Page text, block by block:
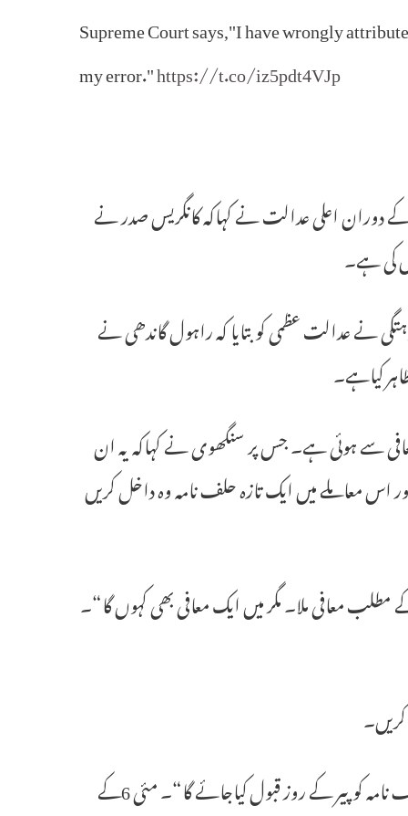
Supreme Court says,"I have wrongly
my error."https://t.co/iz5pdt4VJp
اعلی عدالت نے کہاکہ کانگریس صدر نے
کی ہے۔
نے عدالت عظمی کو بتایا کہ راہول گاندھی نے
کیاہے۔
سے ہوئی ہے۔ جس پر سنگھوی نے کہاکہ یہ ان
معاملے میں ایک تازہ حلف نامہ وہ داخل کریں
معافی ملا۔ مگر میں ایک معافی بھی کہوں گا“۔
انہیں حلف نامہ داخل کرنے کا موقع دیاجائے گا۔ اس طرح کے کسی حلف نامہ کوپیر کے روز قبول کیاجائے گا“۔ مئی 6کے